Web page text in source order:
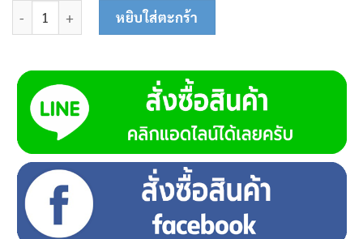
จำนวน ซีลข้อเหวี่ยง 62-0106 ชิ้น
หยิบใส่ตะกร้า